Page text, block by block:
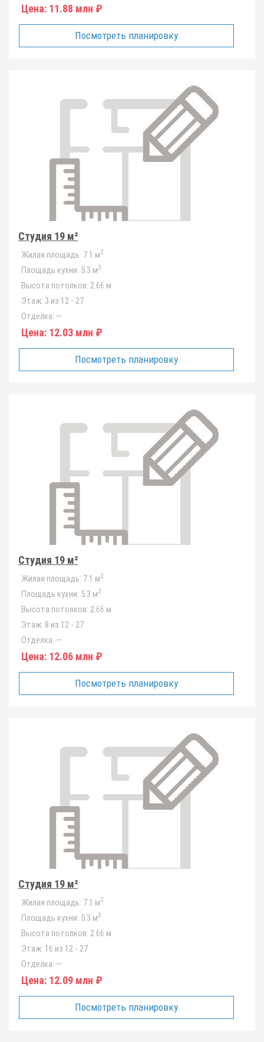
Цена: 11.88 млн ₽
Посмотреть планировку
Студия 19 м²
Жилая площадь: 7.1 м2
Площадь кухни: 5.3 м2
Высота потолков: 2.66 м
Этаж: 3 из 12 - 27
Отделка: —
Цена: 12.03 млн ₽
Посмотреть планировку
Студия 19 м²
Жилая площадь: 7.1 м2
Площадь кухни: 5.3 м2
Высота потолков: 2.66 м
Этаж: 8 из 12 - 27
Отделка: —
Цена: 12.06 млн ₽
Посмотреть планировку
Студия 19 м²
Жилая площадь: 7.1 м2
Площадь кухни: 5.3 м2
Высота потолков: 2.66 м
Этаж: 16 из 12 - 27
Отделка: —
Цена: 12.09 млн ₽
Посмотреть планировку